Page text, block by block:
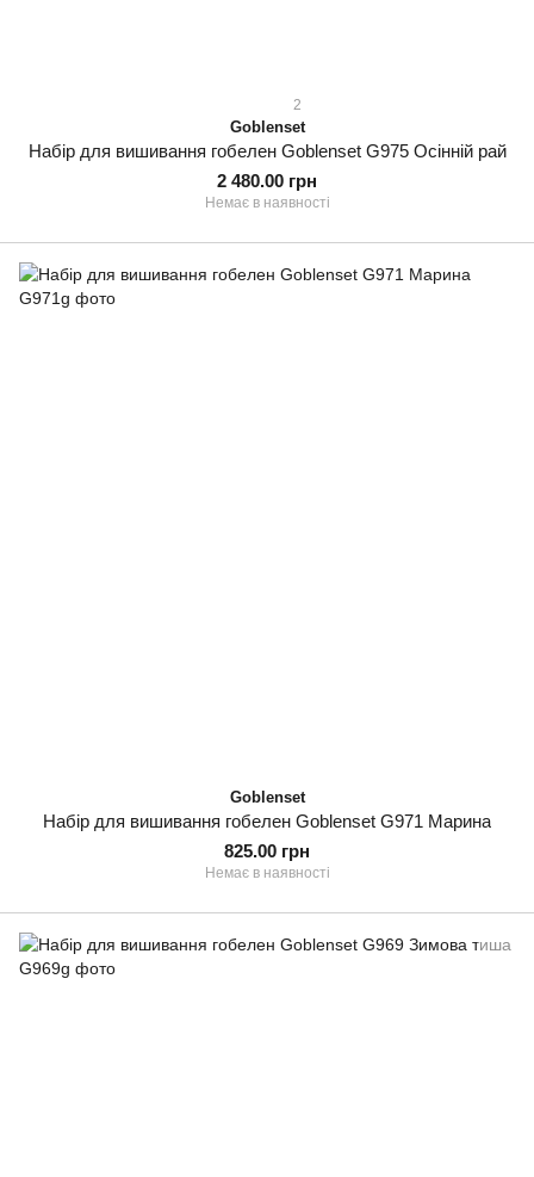
2
Goblenset
Набір для вишивання гобелен Goblenset G975 Осінній рай
2 480.00 грн
Немає в наявності
Goblenset
Набір для вишивання гобелен Goblenset G971 Марина
825.00 грн
Немає в наявності